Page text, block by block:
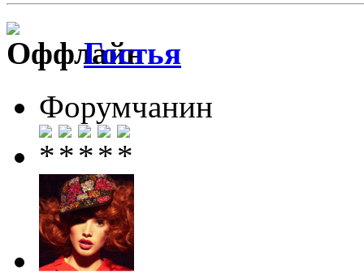
Гостья
Форумчанин